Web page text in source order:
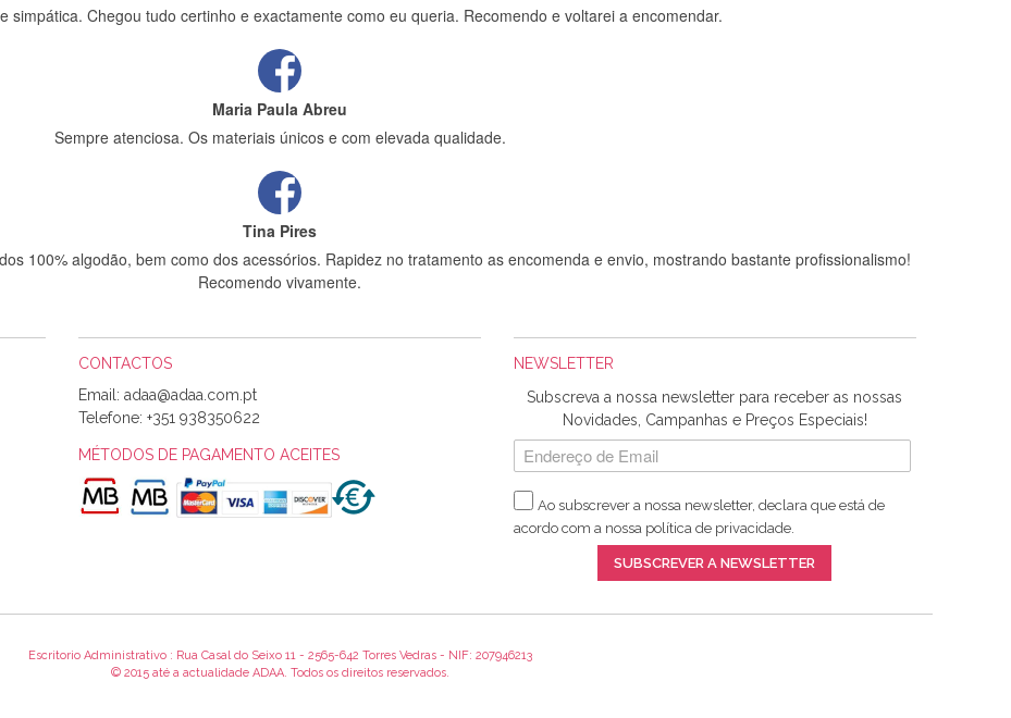
simpática. Chegou tudo certinho e exactamente como eu queria. Recomendo e voltarei a encomendar.
Maria Paula Abreu
Sempre atenciosa. Os materiais únicos e com elevada qualidade.
Tina Pires
100% algodão, bem como dos acessórios. Rapidez no tratamento as encomenda e envio, mostrando bastante profissionalismo!
Recomendo vivamente.
Sílvia Maria Bernardino Mestre
Informo que recebi hoje a encomenda, gostei muito dos tecidos.
Rosa Medeiros
bem acondicionados. Estou plenamente satisfeita com os produtos adquiridos. Relativamente à bolsa, tem um tecido com um
Futuramente penso voltar a comprar na vossa loja, têm excelentes artigos a um preço muito justo. A expedição da
Alexandra Morais
CONTACTOS
Email:
Telefone: +351 938350622
MÉTODOS DE PAGAMENTO ACEITES
NEWSLETTER
Subscreva a nossa newsletter para receber as nossas
Novidades, Campanhas e Preços Especiais!
Ao subscrever a nossa newsletter, declara que está de
acordo com a nossa política de privacidade.
SUBSCREVER A NEWSLETTER
Escritorio Administrativo : Rua Casal do Seixo 11 - 2565-642 Torres Vedras - NIF: 207946213
© 2015 até a actualidade ADAA. Todos os direitos reservados.